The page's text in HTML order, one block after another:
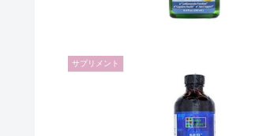
サプリメント